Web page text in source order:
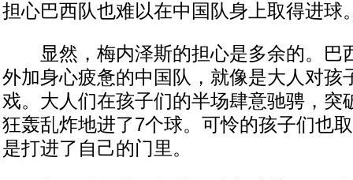
担心巴西队也难以在中国队身上取得进球
显然，梅内泽斯的担心是多余的。巴
外加身心疲惫的中国队，就像是大人对孩
戏。大人们在孩子们的半场肆意驰骋，突
狂轰乱炸地进了7个球。可怜的孩子们也
是打进了自己的门里。